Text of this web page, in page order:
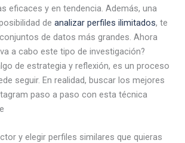
eficaces y en tendencia. Además, una
de analizar perfiles ilimitados, te
de datos más grandes. Ahora
a cabo este tipo de investigación?
de estrategia y reflexión, es un proceso
seguir. En realidad, buscar los mejores
paso a paso con esta técnica
y elegir perfiles similares que quieras